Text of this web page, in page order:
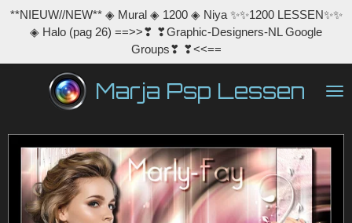
Ga
direct
de
hoofdinhoud
Marja Psp Lessen
**NIEUW//NEW** ◈ Mural ◈ 1200 ◈ Niya ✨✨1200 LESSEN✨✨
◈ Halo (pag 26) ==>>❣ ❣Graphic-Designers-NL Google
Groups❣ ❣<<==